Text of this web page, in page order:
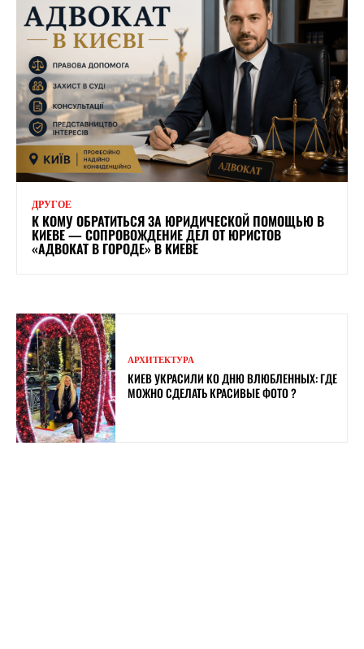
ДРУГОЕ
К КОМУ ОБРАТИТЬСЯ ЗА ЮРИДИЧЕСКОЙ ПОМОЩЬЮ В
КИЕВЕ — СОПРОВОЖДЕНИЕ ДЕЛ ОТ ЮРИСТОВ
«АДВОКАТ В ГОРОДЕ» В КИЕВЕ
АРХИТЕКТУРА
КИЕВ УКРАСИЛИ КО ДНЮ ВЛЮБЛЕННЫХ: ГДЕ
МОЖНО СДЕЛАТЬ КРАСИВЫЕ ФОТО ?